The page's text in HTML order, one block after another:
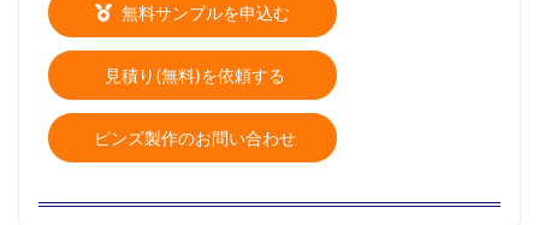
無料サンプルを申込む
見積り(無料)を依頼する
ピンズ製作のお問い合わせ